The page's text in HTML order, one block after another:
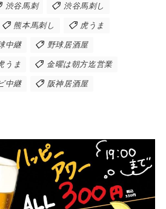
渋谷馬刺 渋谷馬刺し
熊本馬刺し 虎うま
中継 野球居酒屋
うま 金曜は朝方迄営業
中継 阪神居酒屋